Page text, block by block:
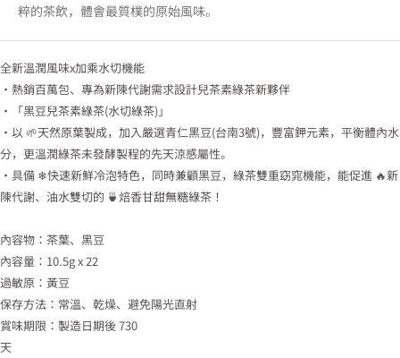
粹的茶飲，體會最質樸的原始風味。
全新溫潤風味x加乘水切機能
・熱銷百萬包、專為新陳代謝需求設計兒茶素綠茶新夥伴
・「黑豆兒茶素綠茶(水切綠茶)」
・以 🌱天然原葉製成，加入嚴選青仁黑豆(台南3號)，豐富鉀元素，平衡體內水
分，更溫潤綠茶未發酵製程的先天涼感屬性。
・具備 ❄快速新鮮冷泡特色，同時兼顧黑豆，綠茶雙重窈窕機能，能促進 🔥新
陳代謝、油水雙切的 🍵焙香甘甜無糖綠茶！
內容物：茶葉、黑豆
內容量：10.5g x 22
過敏原：黃豆
保存方法：常溫、乾燥、避免陽光直射
賞味期限：製造日期後 730
天